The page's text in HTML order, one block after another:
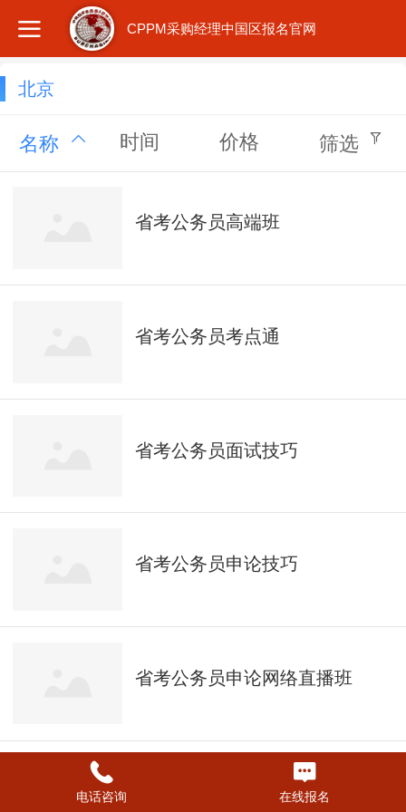
CPPM采购经理中国区报名官网
北京
名称 时间 价格 筛选
省考公务员高端班
省考公务员考点通
省考公务员面试技巧
省考公务员申论技巧
省考公务员申论网络直播班
省考公务员行测技巧
电话咨询 在线报名